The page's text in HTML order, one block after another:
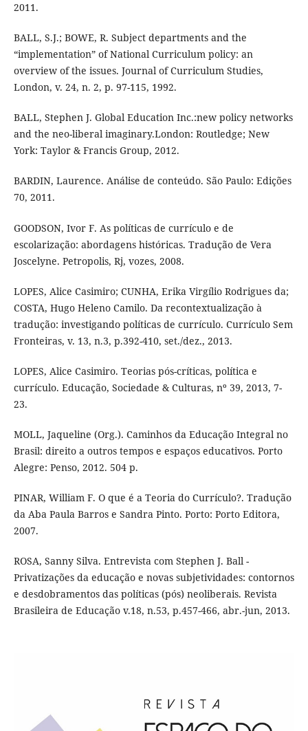
2011.
BALL, S.J.; BOWE, R. Subject departments and the
“implementation” of National Curriculum policy: an
overview of the issues. Journal of Curriculum Studies,
London, v. 24, n. 2, p. 97-115, 1992.
BALL, Stephen J. Global Education Inc.:new policy networks
and the neo-liberal imaginary.London: Routledge; New
York: Taylor & Francis Group, 2012.
BARDIN, Laurence. Análise de conteúdo. São Paulo: Edições
70, 2011.
GOODSON, Ivor F. As políticas de currículo e de
escolarização: abordagens históricas. Tradução de Vera
Joscelyne. Petropolis, Rj, vozes, 2008.
LOPES, Alice Casimiro; CUNHA, Erika Virgílio Rodrigues da;
COSTA, Hugo Heleno Camilo. Da recontextualização à
tradução: investigando políticas de currículo. Currículo Sem
Fronteiras, v. 13, n.3, p.392-410, set./dez., 2013.
LOPES, Alice Casimiro. Teorias pós-críticas, política e
currículo. Educação, Sociedade & Culturas, nº 39, 2013, 7-
23.
MOLL, Jaqueline (Org.). Caminhos da Educação Integral no
Brasil: direito a outros tempos e espaços educativos. Porto
Alegre: Penso, 2012. 504 p.
PINAR, William F. O que é a Teoria do Currículo?. Tradução
da Aba Paula Barros e Sandra Pinto. Porto: Porto Editora,
2007.
ROSA, Sanny Silva. Entrevista com Stephen J. Ball -
Privatizações da educação e novas subjetividades: contornos
e desdobramentos das políticas (pós) neoliberais. Revista
Brasileira de Educação v.18, n.53, p.457-466, abr.-jun, 2013.